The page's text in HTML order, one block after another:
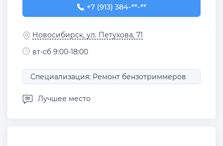
+7 (913) 384-28-50
+7 (913) 384-**-**
Новосибирск, ул. Петухова, 71
вт-сб 9:00-18:00
Специализация: Ремонт бензотриммеров
Лучшее место